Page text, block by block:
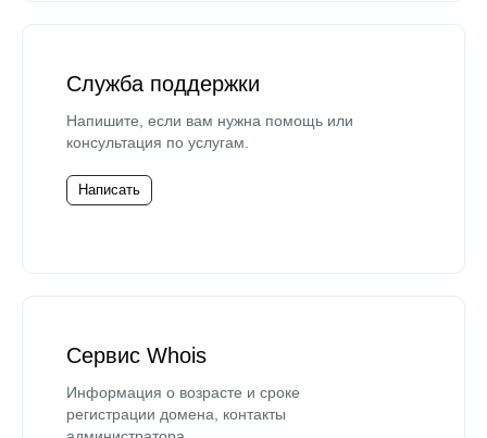
Служба поддержки
Напишите, если вам нужна помощь или
консультация по услугам.
Написать
Сервис Whois
Информация о возрасте и сроке
регистрации домена, контакты